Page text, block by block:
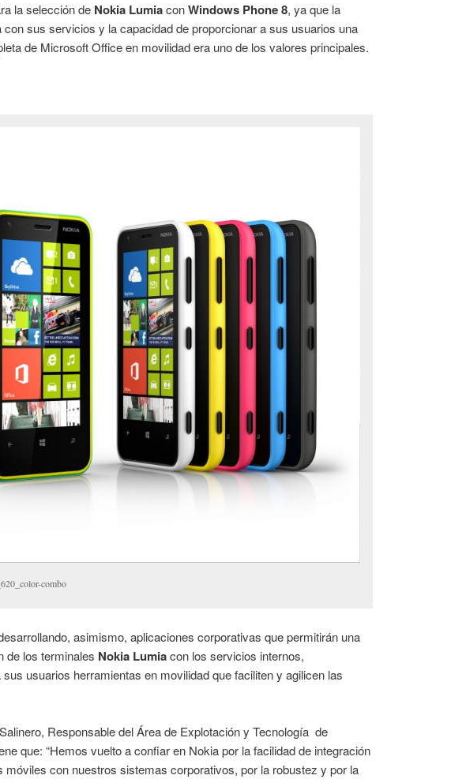
la selección de Nokia LumiaconWindows Phone 8, ya que la
con sus servicios y la capacidad de proporcionar a sus usuarios una
de Microsoft Office en movilidad era uno de los valores principales.
combo
asimismo, aplicaciones corporativas que permitirán una
de los terminales Nokia Lumiacon los servicios internos,
usuarios herramientas en movilidad que faciliten y agilicen las
Responsable del Área de Explotación y Tecnología de
que: “Hemos vuelto a confiar en Nokia por la facilidad de integración
móviles con nuestros sistemas corporativos, por la robustez y por la